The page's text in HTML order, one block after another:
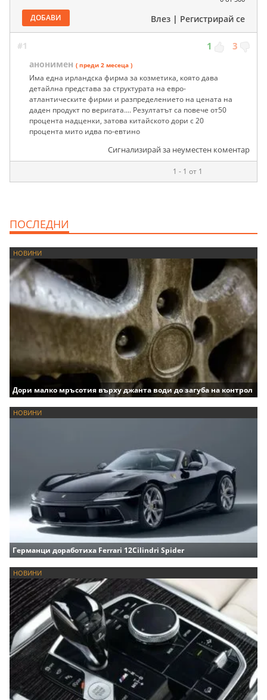
ДОБАВИ Влез | Регистрирай се
#1 1 3
анонимен ( преди 2 месеца )
Има една ирландска фирма за козметика, която дава
детайлна представа за структурата на евро-
атлантическите фирми и разпределението на цената на
даден продукт по веригата.... Резултатът са повече от50
процента надценки, затова китайското дори с 20
процента мито идва по-евтино
Сигнализирай за неуместен коментар
1 - 1 от 1
ПОСЛЕДНИ
НОВИНИ
Дори малко мръсотия върху джанта води до загуба на контрол
НОВИНИ
Германци доработиха Ferrari 12Cilindri Spider
НОВИНИ